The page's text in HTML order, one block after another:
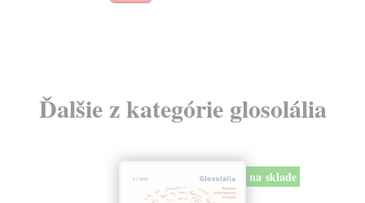
Ďalšie z kategórie glosolália
na sklade